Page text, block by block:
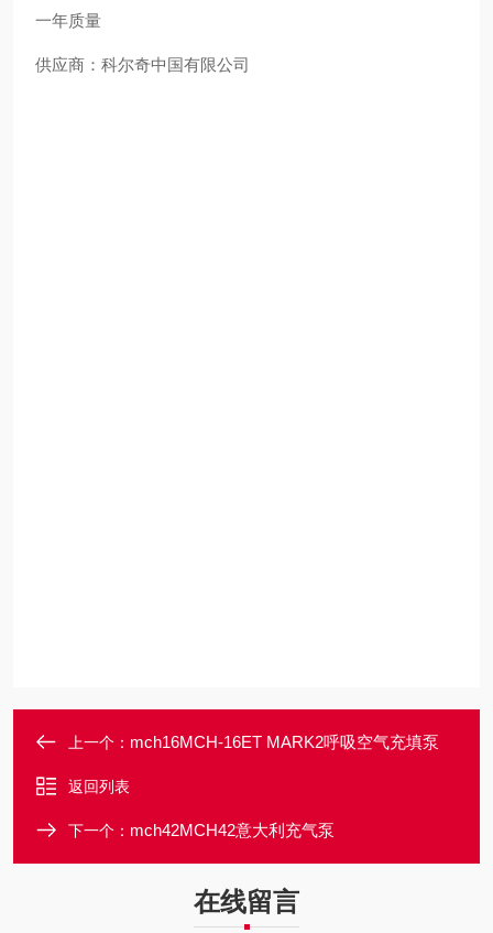
一年质量
供应商：科尔奇中国有限公司
上一个： mch16MCH-16ET MARK2呼吸空气充填泵
返回列表
下一个： mch42MCH42意大利充气泵
在线留言